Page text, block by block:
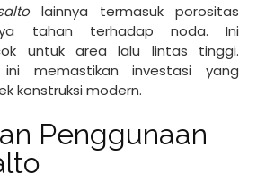
lainnya termasuk porositas
tahan terhadap noda. Ini
untuk area lalu lintas tinggi.
memastikan investasi yang
konstruksi modern.
Penggunaan